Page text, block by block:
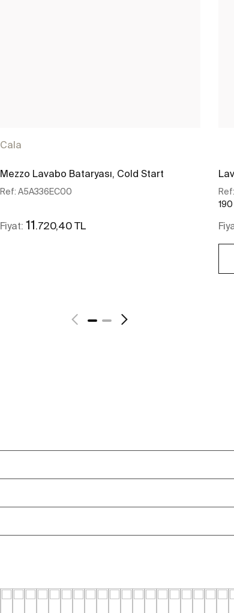
Cala
Mezzo Lavabo Bataryası, Cold Start
Ref: A5A336EC00
Fiyat: 11.720,40 TL
Ref: